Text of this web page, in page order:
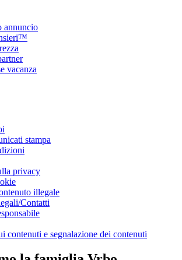
annuncio
vacanza
stampa
privacy
illegale
Contatti
contenuti e segnalazione dei contenuti